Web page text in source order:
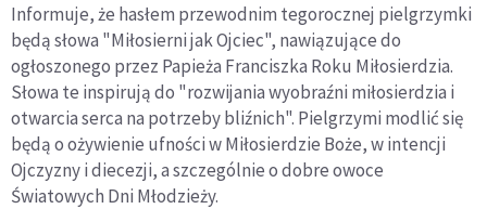
Informuje, że hasłem przewodnim tegorocznej pielgrzymki
będą słowa "Miłosierni jak Ojciec", nawiązujące do
ogłoszonego przez Papieża Franciszka Roku Miłosierdzia.
Słowa te inspirują do "rozwijania wyobraźni miłosierdzia i
otwarcia serca na potrzeby bliźnich". Pielgrzymi modlić się
będą o ożywienie ufności w Miłosierdzie Boże, w intencji
Ojczyzny i diecezji, a szczególnie o dobre owoce
Światowych Dni Młodzieży.